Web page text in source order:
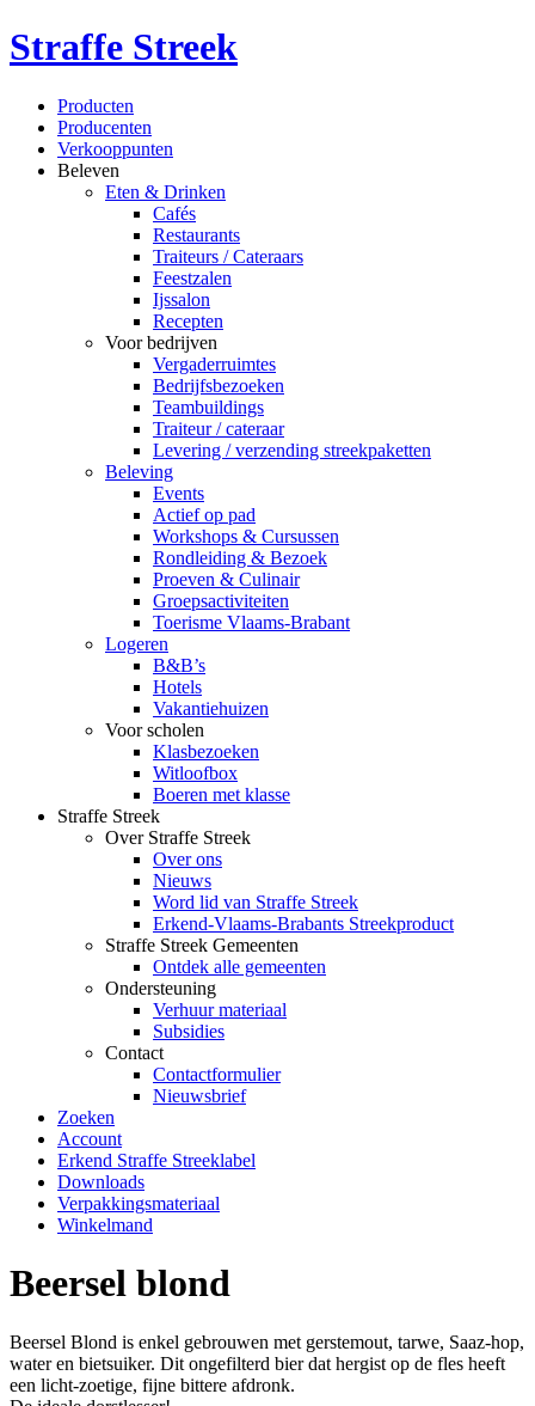
Straffe Streek
Producten
Producenten
Verkooppunten
Beleven
Eten & Drinken
Cafés
Restaurants
Traiteurs / Cateraars
Feestzalen
Ijssalon
Recepten
Voor bedrijven
Vergaderruimtes
Bedrijfsbezoeken
Teambuildings
Traiteur / cateraar
Levering / verzending streekpaketten
Beleving
Events
Actief op pad
Workshops & Cursussen
Rondleiding & Bezoek
Proeven & Culinair
Groepsactiviteiten
Toerisme Vlaams-Brabant
Logeren
B&B’s
Hotels
Vakantiehuizen
Voor scholen
Klasbezoeken
Witloofbox
Boeren met klasse
Straffe Streek
Over Straffe Streek
Over ons
Nieuws
Word lid van Straffe Streek
Erkend-Vlaams-Brabants Streekproduct
Straffe Streek Gemeenten
Ontdek alle gemeenten
Ondersteuning
Verhuur materiaal
Subsidies
Contact
Contactformulier
Nieuwsbrief
Zoeken
Account
Erkend Straffe Streeklabel
Downloads
Verpakkingsmateriaal
Winkelmand
Beersel blond
Beersel Blond is enkel gebrouwen met gerstemout, tarwe, Saaz-hop,
water en bietsuiker. Dit ongefilterd bier dat hergist op de fles heeft
een licht-zoetige, fijne bittere afdronk.